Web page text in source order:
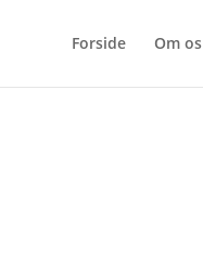
Forside
Om os